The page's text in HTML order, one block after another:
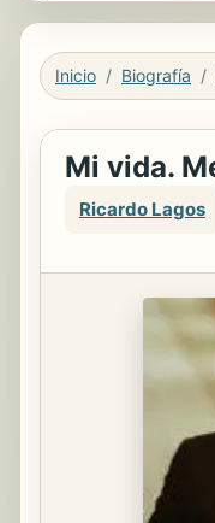
Inicio Biografía
Mi vida.
Ricardo Lagos